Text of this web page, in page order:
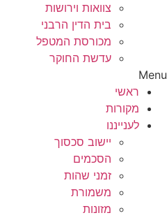
צוואות וירושות
בית הדין הרבני
מכורסת המטפל
עדשת החוקר
Menu
ראשי
מקורות
לענייננו
יישוב סכסוך
הסכמים
זמני שהות
משמורת
מזונות